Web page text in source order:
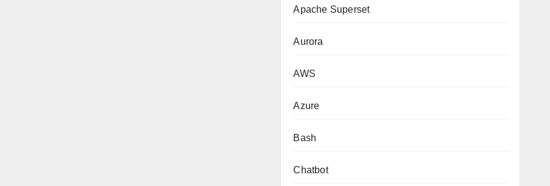
Apache Superset
Aurora
AWS
Azure
Bash
Chatbot